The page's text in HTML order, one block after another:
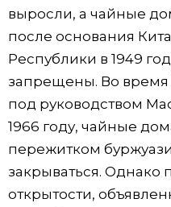
выросли, а чайные
после основания
Республики в 1949
запрещены. Во
под руководством
1966 году, чайные
пережитком
закрываться. Однако
открытости,